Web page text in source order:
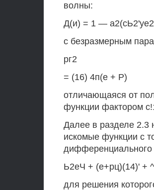
волны:
Д(и) = 1 —
с безразмерным
рг2
= (16) 4п(е + Р)
отличающаяся от
функции фактором
Далее в разделе 2.3
искомые функции с
дифференциального
Ь2еЧ + (е+рц)(14)' +
для решения